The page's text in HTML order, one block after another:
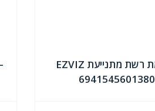
מצלמת רשת מתנייעת EZVIZ
6941545601380